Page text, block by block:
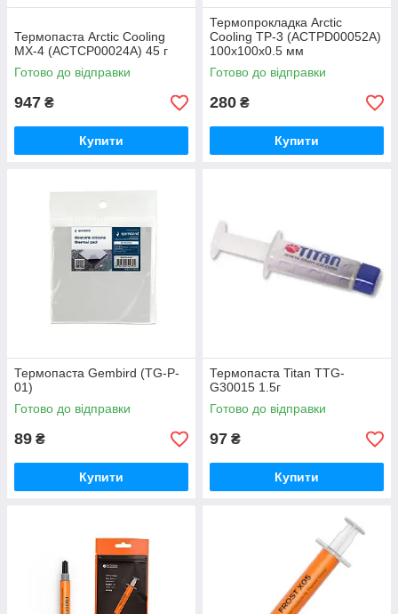
Термопаста Arctic Cooling
MX-4 (ACTCP00024A) 45 г
Готово до відправки
947 ₴
Купити
Термопрокладка Arctic
Cooling TP-3 (ACTPD00052A)
100х100х0.5 мм
Готово до відправки
280 ₴
Купити
Термопаста Gembird (TG-P-
01)
Готово до відправки
89 ₴
Купити
Термопаста Titan TTG-
G30015 1.5г
Готово до відправки
97 ₴
Купити